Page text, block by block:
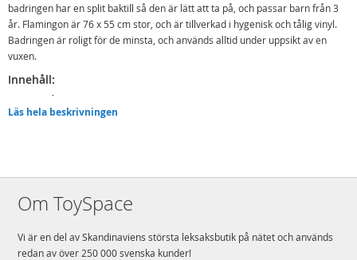
badringen har en split baktill så den är lätt att ta på, och passar barn från 3
år. Flamingon är 76 x 55 cm stor, och är tillverkad i hygenisk och tålig vinyl.
Badringen är roligt för de minsta, och används alltid under uppsikt av en
vuxen.
Innehåll:
Uppblåsbar badring – flamingo
OBS: Använd alltid under uppsikt av en vuxen.
Mer
information
Modell 59220NP
Läs hela beskrivningen
Om ToySpace
Vi är en del av Skandinaviens största leksaksbutik på nätet och används
redan av över 250 000 svenska kunder!